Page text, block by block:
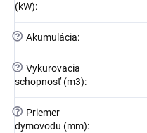
(kW):
? Akumulácia:
? Vykurovacia
schopnosť (m3):
?
Priemer
dymovodu (mm):